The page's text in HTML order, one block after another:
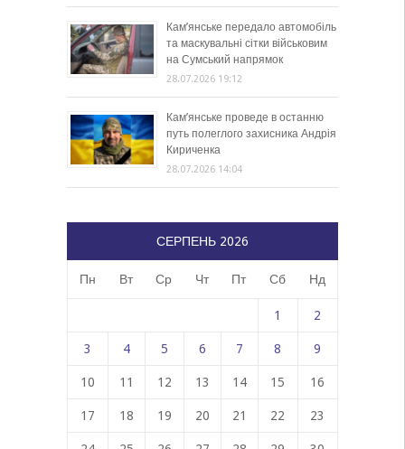
Кам’янське передало автомобіль
та маскувальні сітки військовим
на Сумський напрямок
28.07.2026 19:12
Кам’янське проведе в останню
путь полеглого захисника Андрія
Кириченка
28.07.2026 14:04
СЕРПЕНЬ 2026
Пн Вт Ср Чт Пт Сб Нд
1 2
3 4 5 6 7 8 9
10 11 12 13 14 15 16
17 18 19 20 21 22 23